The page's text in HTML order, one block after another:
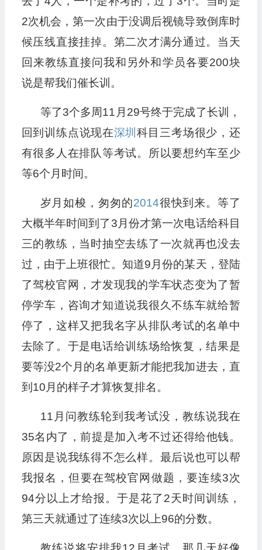
2次机会，第一次由于没调后视镜导致倒库时
候压线直接挂掉。第二次才满分通过。当天
回来教练直接问我和另外和学员各要200块
说是帮我们催长训。
等了3个多周11月29号终于完成了长训，
回到训练点说现在深圳 科目三考场很少，还
有很多人在排队等考试。所以要想约车至少
等6个月时间。
岁月如梭，匆匆的2014很快到来。等了
大概半年时间到了3月份才第一次电话给科目
三的教练，当时抽空去练了一次就再也没去
过，由于上班很忙。知道9月份的某天，登陆
了驾校官网，才发现我的学车状态变为了暂
停学车，咨询才知道说我很久不练车就给暂
停了，这样又把我名字从排队考试的名单中
去除了。于是电话给训练场给恢复，结果是
要等没2个月的名单更新才能把我加进去，直
到10月的样子才算恢复排名。
11月问教练轮到我考试没，教练说我在
35名内了，前提是加入考不过还得给他钱。
原因是说我练得不怎么样。最后说也可以帮
我报名，但要在驾校官网做题，要连续3次
94分以上才给报。于是花了2天时间训练，
第三天就通过了连续3次以上96的分数。